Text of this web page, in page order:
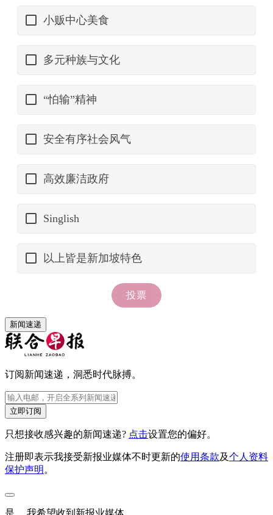
新闻速递
订阅新闻速递，洞悉时代脉搏。
立即订阅
只想接收感兴趣的新闻速递? 点击设置您的偏好。
注册即表示我接受新报业媒体不时更新的使用条款及个人资料
保护声明 。
是， 我希望收到新报业媒体